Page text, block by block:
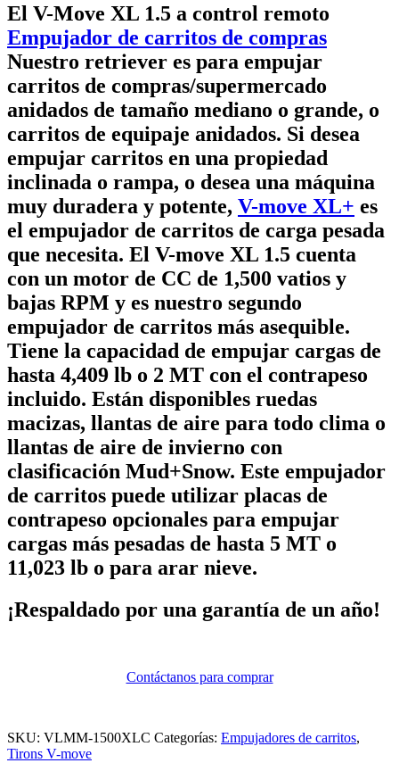
El V-Move XL 1.5 a control remoto
Empujador de carritos de compras
Nuestro retriever es para empujar
carritos de compras/supermercado
anidados de tamaño mediano o grande, o
carritos de equipaje anidados. Si desea
empujar carritos en una propiedad
inclinada o rampa, o desea una máquina
muy duradera y potente, V-move XL+ es
el empujador de carritos de carga pesada
que necesita. El V-move XL 1.5 cuenta
con un motor de CC de 1,500 vatios y
bajas RPM y es nuestro segundo
empujador de carritos más asequible.
Tiene la capacidad de empujar cargas de
hasta 4,409 lb o 2 MT con el contrapeso
incluido. Están disponibles ruedas
macizas, llantas de aire para todo clima o
llantas de aire de invierno con
clasificación Mud+Snow. Este empujador
de carritos puede utilizar placas de
contrapeso opcionales para empujar
cargas más pesadas de hasta 5 MT o
11,023 lb o para arar nieve.
¡Respaldado por una garantía de un año!
Contáctanos para comprar
SKU: VLMM-1500XLC Categorías: Empujadores de carritos,
Tirons V-move